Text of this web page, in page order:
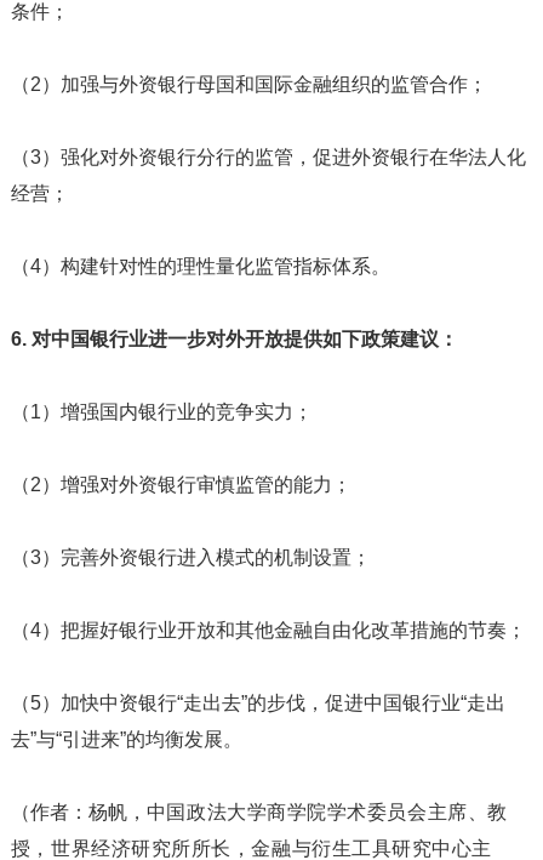
条件；
（2）加强与外资银行母国和国际金融组织的监管合作；
（3）强化对外资银行分行的监管，促进外资银行在华法人化
经营；
（4）构建针对性的理性量化监管指标体系。
6. 对中国银行业进一步对外开放提供如下政策建议：
（1）增强国内银行业的竞争实力；
（2）增强对外资银行审慎监管的能力；
（3）完善外资银行进入模式的机制设置；
（4）把握好银行业开放和其他金融自由化改革措施的节奏；
（5）加快中资银行“走出去”的步伐，促进中国银行业“走出
去”与“引进来”的均衡发展。
（作者：杨帆， 中国政法大学商学院学术委员会主席、教
授，世界经济研究所所长，金融与衍生工具研究中心主